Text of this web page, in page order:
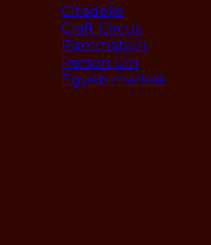
Citadelle
Craft Circus
Rammstein
Parson Gin
Egyéb márkák